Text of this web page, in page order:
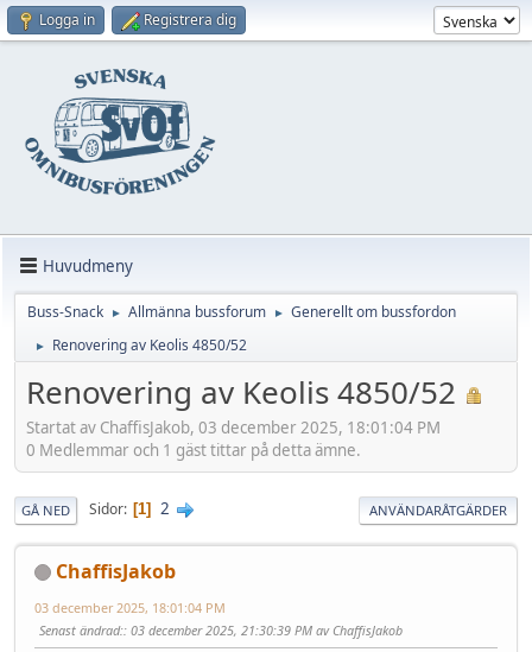
Logga in Registrera dig
Huvudmeny
Buss-Snack ► Allmänna bussforum ► Generellt om bussfordon
► Renovering av Keolis 4850/52
Renovering av Keolis 4850/52
Startat av ChaffisJakob, 03 december 2025, 18:01:04 PM
0 Medlemmar och 1 gäst tittar på detta ämne.
GÅ NED Sidor 1 2 ANVÄNDARÅTGÄRDER
ChaffisJakob
03 december 2025, 18:01:04 PM
Senast ändrad:: 03 december 2025, 21:30:39 PM av ChaffisJakob